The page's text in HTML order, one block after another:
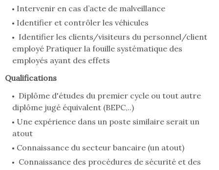
Intervenir en cas d’acte de malveillance
Identifier et contrôler les véhicules
Identifier les clients/visiteurs du personnel/client
employé Pratiquer la fouille systématique des
employés ayant des effets
Qualifications
Diplôme d'études du premier cycle ou tout autre
diplôme jugé équivalent (BEPC,..)
Une expérience dans un poste similaire serait un
atout
Connaissance du secteur bancaire (un atout)
Connaissance des procédures de sécurité et des